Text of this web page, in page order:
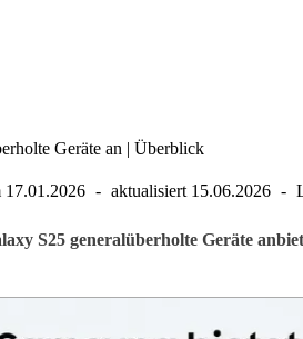
Geräte an | Überblick
17.01.2026 aktualisiert 15.06.2026
S25 generalüberholte Geräte